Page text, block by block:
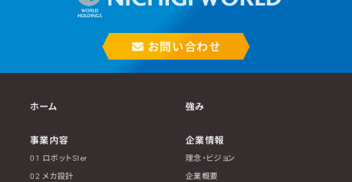
お問い合わせ
ホーム 強み
事業内容
01 ロボットSIer
02 メカ設計
企業情報
理念・ビジョン
企業概要